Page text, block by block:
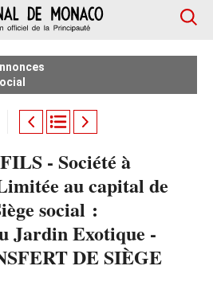
- Société à
au capital de
social :
Jardin Exotique -
DE SIÈGE